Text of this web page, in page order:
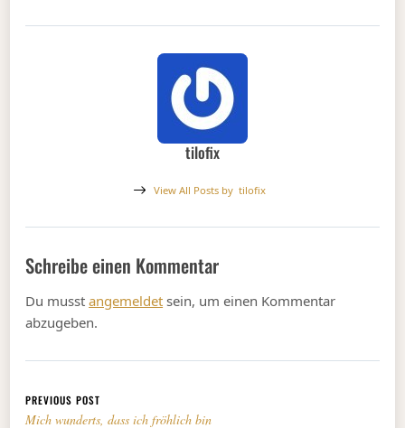
tilofix
View All Posts by tilofix
Schreibe einen Kommentar
Du musstangemeldet sein, um einen Kommentar
abzugeben.
Beitragsnavigation
PREVIOUS POST
Mich wunderts, dass ich fröhlich bin